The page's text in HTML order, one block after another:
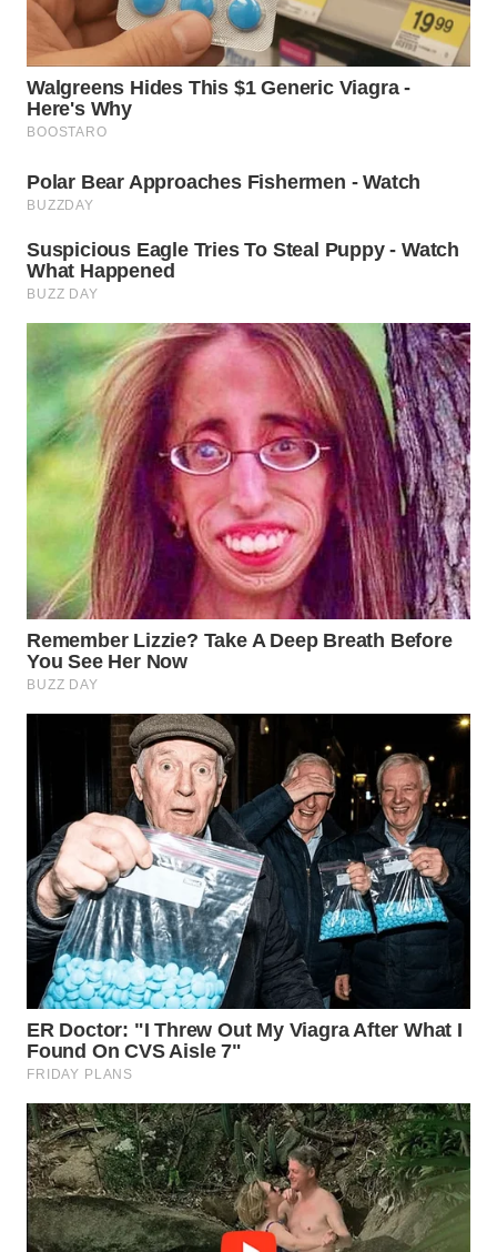
UTARA
WN
SAMOSIR
PADANG
LAWAS
WN
SUMEDANG
WN
CIANJUR
WN
KEPULAUAN
SERIBU
WN
TANGERANG
WN
BINJAI
WN
CIREBON
WN
INDRAMAYU
KUNINGAN
WN
MAJALENGKA
WN
SUBANG
WN
SUKABUMI
WN
PURWAKARTA